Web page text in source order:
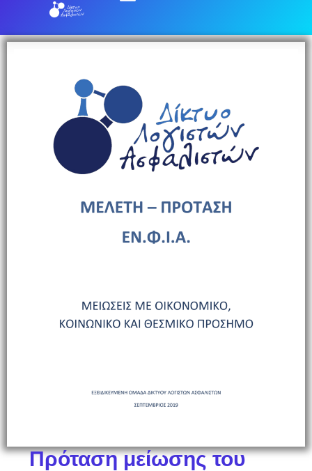
Πρόταση μείωσης του